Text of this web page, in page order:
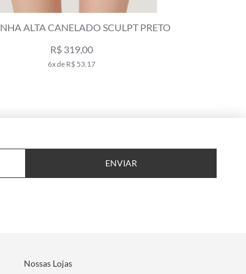
FRANZIDA COMFORT CANELADO
R$ 269,00
5x de R$ 53,80
ENVIAR
Nossas Lojas